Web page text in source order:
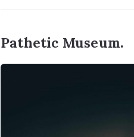
Pathetic Museum.